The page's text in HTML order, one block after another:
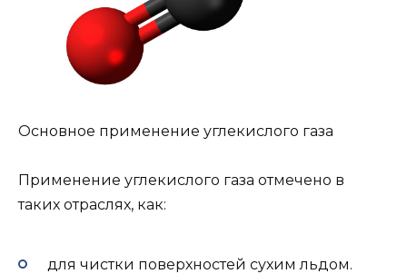
Основное применение углекислого газа
Применение углекислого газа отмечено в
таких отраслях, как:
для чистки поверхностей сухим льдом.